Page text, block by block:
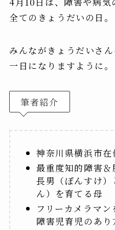
全てのきょうだいの日。
みんながきょうだいさ
一日になりますように。
筆者紹介
神奈川県横浜市在
最重度知的障害
長男（ぽんすけ
ん）を育てる母
フリーカメラマ
障害児育児のあり